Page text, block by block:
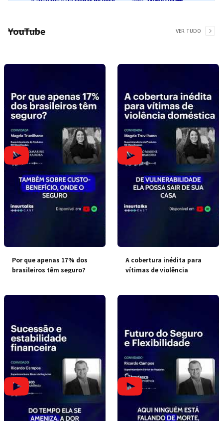
YouTube VER TUDO
Por que apenas 17% dos
brasileiros têm seguro?
A cobertura inédita para
vítimas de violência